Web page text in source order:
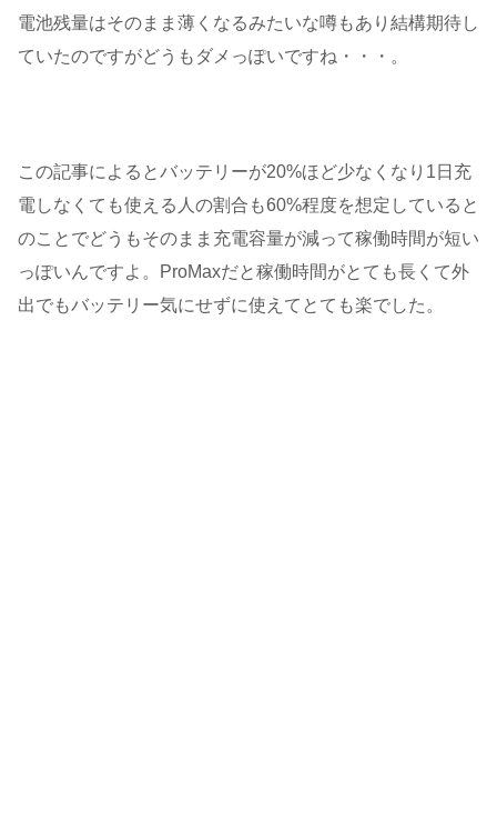
電池残量はそのまま薄くなるみたいな噂もあり結構期待し
ていたのですがどうもダメっぽいですね・・・。
この記事によるとバッテリーが20%ほど少なくなり1日充
電しなくても使える人の割合も60%程度を想定していると
のことでどうもそのまま充電容量が減って稼働時間が短い
っぽいんですよ。ProMaxだと稼働時間がとても長くて外
出でもバッテリー気にせずに使えてとても楽でした。